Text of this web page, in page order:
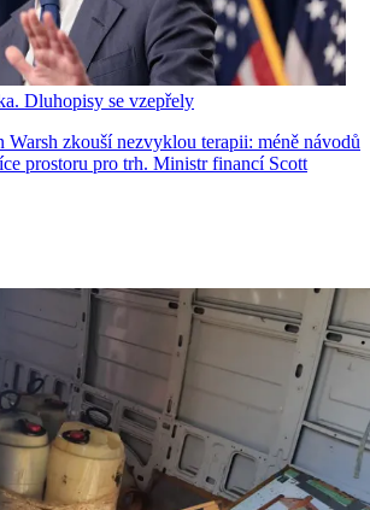
Dluhopisy se vzepřely
zkouší nezvyklou terapii: méně návodů
prostoru pro trh. Ministr financí Scott